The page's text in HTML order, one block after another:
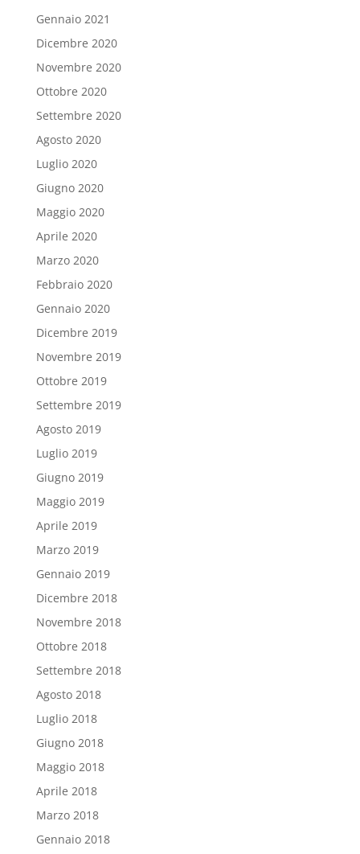
Gennaio 2021
Dicembre 2020
Novembre 2020
Ottobre 2020
Settembre 2020
Agosto 2020
Luglio 2020
Giugno 2020
Maggio 2020
Aprile 2020
Marzo 2020
Febbraio 2020
Gennaio 2020
Dicembre 2019
Novembre 2019
Ottobre 2019
Settembre 2019
Agosto 2019
Luglio 2019
Giugno 2019
Maggio 2019
Aprile 2019
Marzo 2019
Gennaio 2019
Dicembre 2018
Novembre 2018
Ottobre 2018
Settembre 2018
Agosto 2018
Luglio 2018
Giugno 2018
Maggio 2018
Aprile 2018
Marzo 2018
Gennaio 2018